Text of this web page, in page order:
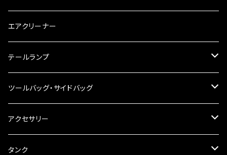
チェーン
工具類
ハンドルパーツ
ハンドルスイッチ
その他
ハンドルポスト
ハンドルブレース
ステアリングダンパー
ブレーキ・クラッチレバー
エアクリーナー
テールランプ
ナンバー灯
ツールバッグ・サイドバッグ
ツールバッグ
サイドバッグ
アクセサリー
USB電源
タンク